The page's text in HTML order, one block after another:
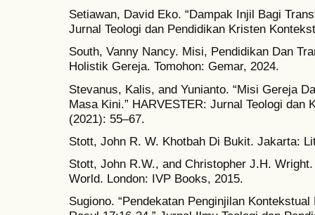
Setiawan, David Eko. “Dampak Injil Bagi
Jurnal Teologi dan Pendidikan Kristen
South, Vanny Nancy. Misi, Pendidikan Dan
Holistik Gereja. Tomohon: Gemar, 2024.
Stevanus, Kalis, and Yunianto. “Misi Gereja
Masa Kini.” HARVESTER: Jurnal Teologi dan
(2021): 55–67.
Stott, John R. W. Khotbah Di Bukit. Jakarta:
Stott, John R.W., and Christopher J.H.
World. London: IVP Books, 2015.
Sugiono. “Pendekatan Penginjilan